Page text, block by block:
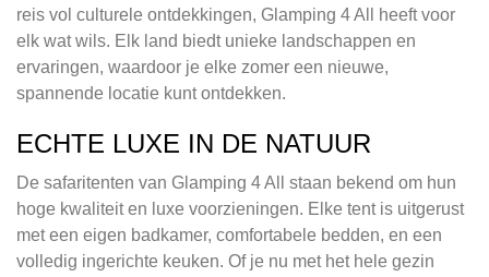
reis vol culturele ontdekkingen, Glamping 4 All heeft voor
elk wat wils. Elk land biedt unieke landschappen en
ervaringen, waardoor je elke zomer een nieuwe,
spannende locatie kunt ontdekken.
ECHTE LUXE IN DE NATUUR
De safaritenten van Glamping 4 All staan bekend om hun
hoge kwaliteit en luxe voorzieningen. Elke tent is uitgerust
met een eigen badkamer, comfortabele bedden, en een
volledig ingerichte keuken. Of je nu met het hele gezin